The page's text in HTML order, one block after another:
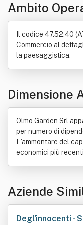
Merce
Norma
Ambito
Il codice 47.52.40
Commercio al
la paesaggistica.
Dimensione
Olmo Garden Srl
per numero di
L'ammontare del
economici più
Aziende
Degl'innocenti -